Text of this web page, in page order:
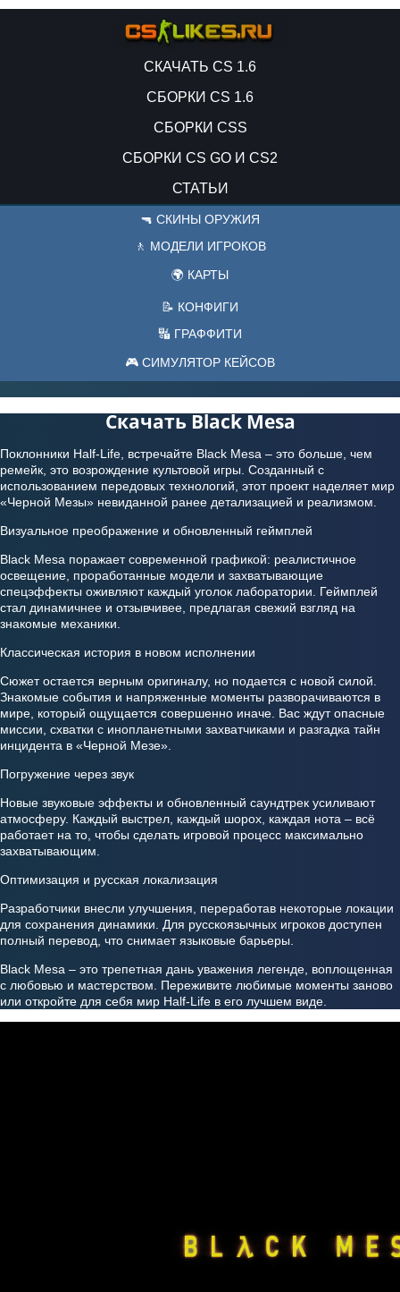
СКАЧАТЬ CS 1.6
СБОРКИ CS 1.6
СБОРКИ CSS
СБОРКИ CS GO И CS2
СТАТЬИ
🔫 СКИНЫ ОРУЖИЯ
🚶 МОДЕЛИ ИГРОКОВ
🌍 КАРТЫ
📝 КОНФИГИ
🔣 ГРАФФИТИ
🎮 СИМУЛЯТОР КЕЙСОВ
Скачать Black Mesa
Поклонники Half-Life, встречайте Black Mesa – это больше, чем
ремейк, это возрождение культовой игры. Созданный с
использованием передовых технологий, этот проект наделяет мир
«Черной Мезы» невиданной ранее детализацией и реализмом.
Визуальное преображение и обновленный геймплей
Black Mesa поражает современной графикой: реалистичное
освещение, проработанные модели и захватывающие
спецэффекты оживляют каждый уголок лаборатории. Геймплей
стал динамичнее и отзывчивее, предлагая свежий взгляд на
знакомые механики.
Классическая история в новом исполнении
Сюжет остается верным оригиналу, но подается с новой силой.
Знакомые события и напряженные моменты разворачиваются в
мире, который ощущается совершенно иначе. Вас ждут опасные
миссии, схватки с инопланетными захватчиками и разгадка тайн
инцидента в «Черной Мезе».
Погружение через звук
Новые звуковые эффекты и обновленный саундтрек усиливают
атмосферу. Каждый выстрел, каждый шорох, каждая нота – всё
работает на то, чтобы сделать игровой процесс максимально
захватывающим.
Оптимизация и русская локализация
Разработчики внесли улучшения, переработав некоторые локации
для сохранения динамики. Для русскоязычных игроков доступен
полный перевод, что снимает языковые барьеры.
Black Mesa – это трепетная дань уважения легенде, воплощенная
с любовью и мастерством. Переживите любимые моменты заново
или откройте для себя мир Half-Life в его лучшем виде.